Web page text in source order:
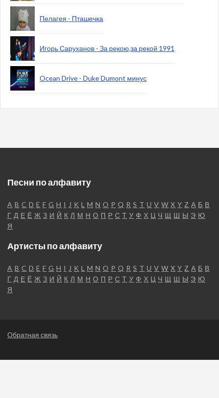
Пелагея - Пташечка
Игорь Саруханов - За рекою,за рекой 1991
Ocean Drive - Duke Dumont минус
Песни по алфавиту
A B C D E F G H I J K L M N O P Q R S T U V W X Y Z А Б В
Г Д Е Ё Ж З И Й К Л М Н О П Р С Т У Ф Х Ц Ч Щ Ш Ы Э Ю
Я
Артисты по алфавиту
A B C D E F G H I J K L M N O P Q R S T U V W X Y Z А Б В
Г Д Е Ё Ж З И Й К Л М Н О П Р С Т У Ф Х Ц Ч Щ Ш Ы Э Ю
Я
Обратная связь